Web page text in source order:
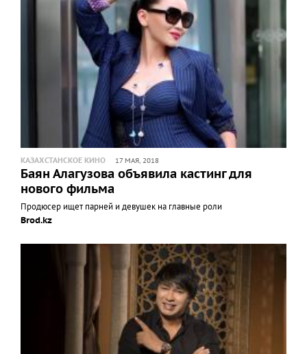
КАЗАХСТАНСКОЕ КИНО 17 МАЯ, 2018
Баян Алагузова объявила кастинг для
нового фильма
Продюсер ищет парней и девушек на главные роли
Brod.kz